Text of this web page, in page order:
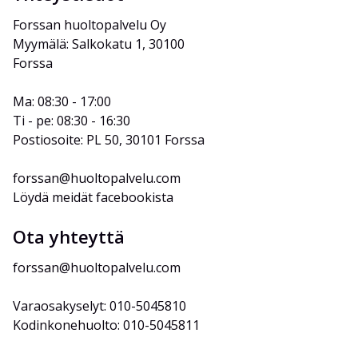
Forssan huoltopalvelu Oy
Myymälä: Salkokatu 1, 30100
Forssa
Ma: 08:30 - 17:00
Ti - pe: 08:30 - 16:30
Postiosoite: PL 50, 30101 Forssa
forssan@huoltopalvelu.com
Löydä meidät facebookista
Ota yhteyttä
forssan@huoltopalvelu.com
Varaosakyselyt: 010-5045810
Kodinkonehuolto: 010-5045811